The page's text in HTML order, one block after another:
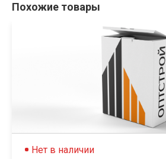
Похожие товары
Нет в наличии